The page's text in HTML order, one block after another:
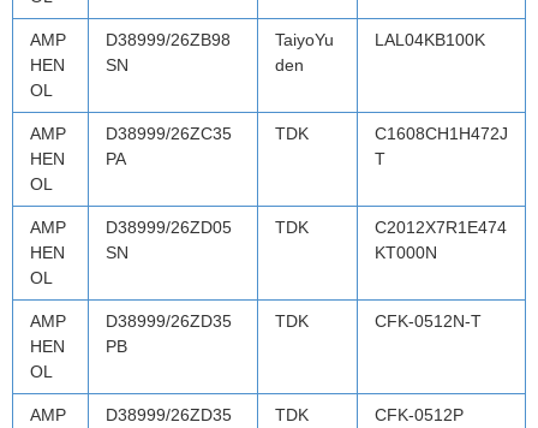
AMP
HEN
OL
D38999/26ZB98
SN
TaiyoYu
den
LAL04KB100K
AMP
HEN
OL
D38999/26ZC35
PA
TDK
C1608CH1H472J
T
AMP
HEN
OL
D38999/26ZD05
SN
TDK
C2012X7R1E474
KT000N
AMP
HEN
OL
D38999/26ZD35
PB
TDK CFK-0512N-T
AMP
D38999/26ZD35
TDK CFK-0512P